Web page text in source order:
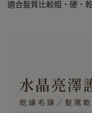
適合髮質比較粗、硬、